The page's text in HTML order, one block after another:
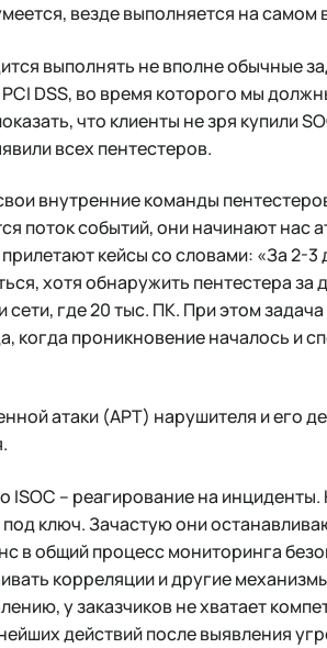
везде выполняется на
выполнять не вполне обычные
DSS, во время которого мы
что клиенты не зря купили
всех пентестеров.
внутренние команды
поток событий, они начинают нас
кейсы со словами: «За 2-3
хотя обнаружить пентестера за
где 20 тыс. ПК. При этом
когда проникновение началось и
атаки (APT) нарушителя и его
– реагирование на
ключ. Зачастую они
в общий процесс мониторинга
корреляции и другие
у заказчиков не хватает
действий после выявления